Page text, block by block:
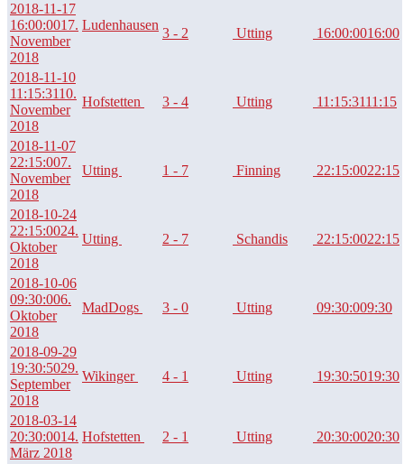
2018-11-17
16:00:0017.
November
2018
Ludenhausen
3 - 2 Utting 16:00:0016:00
2018-11-10
11:15:3110.
November
2018
Hofstetten 3 - 4 Utting 11:15:3111:15
2018-11-07
22:15:007.
November
2018
Utting 1 - 7 Finning 22:15:0022:15
2018-10-24
22:15:0024.
Oktober
2018
Utting 2 - 7 Schandis 22:15:0022:15
2018-10-06
09:30:006.
Oktober
2018
MadDogs 3 - 0 Utting 09:30:009:30
2018-09-29
19:30:5029.
September
2018
Wikinger 4 - 1 Utting 19:30:5019:30
2018-03-14
20:30:0014.
März 2018
Hofstetten 2 - 1 Utting 20:30:0020:30